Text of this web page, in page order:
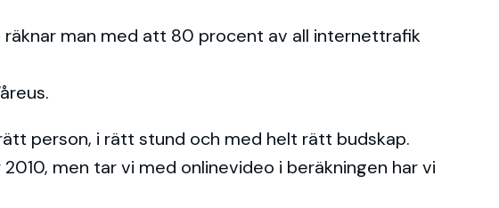
man med att 80 procent av all internettrafik
person, i rätt stund och med helt rätt budskap.
men tar vi med onlinevideo i beräkningen har vi